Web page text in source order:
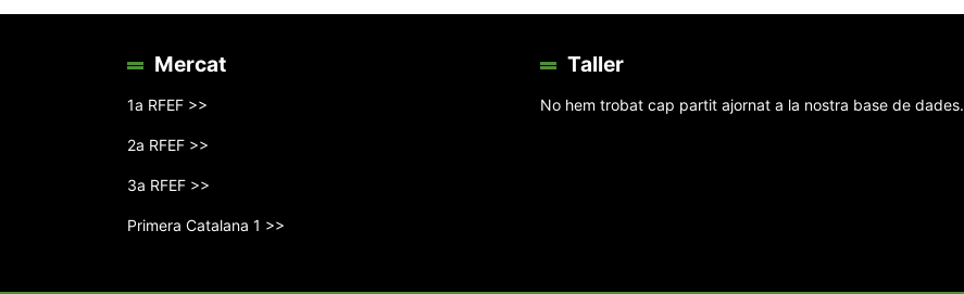
Mercat
1a RFEF >>
2a RFEF >>
3a RFEF >>
Primera Catalana 1 >>
Taller
No hem trobat cap partit ajornat a la nostra base de dades.